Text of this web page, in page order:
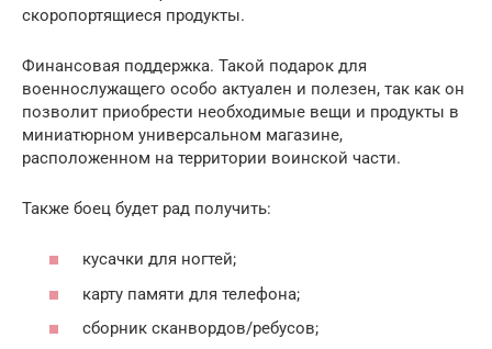
скоропортящиеся продукты.
Финансовая поддержка. Такой подарок для
военнослужащего особо актуален и полезен, так как он
позволит приобрести необходимые вещи и продукты в
миниатюрном универсальном магазине,
расположенном на территории воинской части.
Также боец будет рад получить:
кусачки для ногтей;
карту памяти для телефона;
сборник сканвордов/ребусов;